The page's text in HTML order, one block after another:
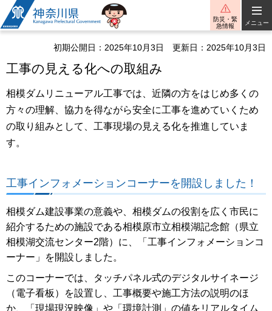
神奈川県
防災・緊
急情報
メニュー
初期公開日：2025年10月3日 更新日：2025年10月3日
工事の見える化への取組み
相模ダムリニューアル工事では、近隣の方をはじめ多くの
方々の理解、協力を得ながら安全に工事を進めていくため
の取り組みとして、工事現場の見える化を推進していま
す。
工事インフォメーションコーナーを開設しました！
相模ダム建設事業の意義や、相模ダムの役割を広く市民に
紹介するための施設である相模原市立相模湖記念館（県立
相模湖交流センター2階）に、「工事インフォメーションコ
ーナー」を開設しました。
このコーナーでは、タッチパネル式のデジタルサイネージ
（電子看板）を設置し、工事概要や施工方法の説明のほ
か、「現場現況映像」や「環境計測」の値をリアルタイム